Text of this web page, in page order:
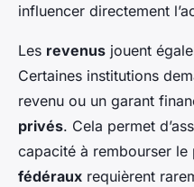
influencer directement
Les revenus jouent
Certaines institutions
revenu ou un garant
privés. Cela permet
capacité à rembourser le
fédéraux requièrent